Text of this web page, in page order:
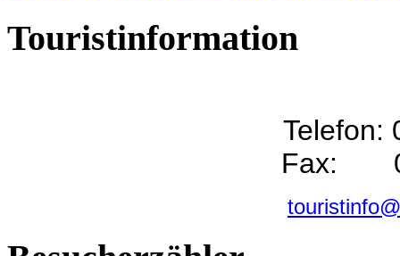
Touristinformation
Telefon:
Fax: